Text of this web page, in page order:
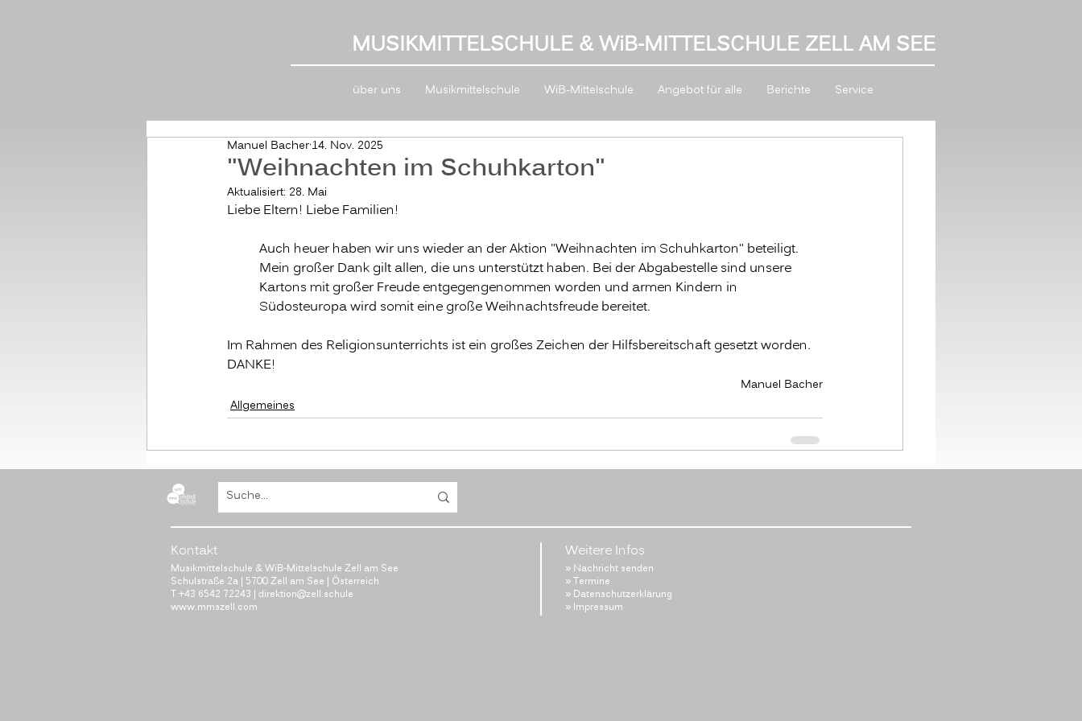
MUSIKMITTELSCHULE & WiB-MITTELSCHULE ZELL AM SEE
über uns Musikmittelschule WiB-Mittelschule Angebot für alle Berichte Service
"Weihnachten im Schuhkarton"
Manuel Bacher 14. Nov. 2025
Aktualisiert: 28. Mai
Liebe Eltern! Liebe Familien!
Auch heuer haben wir uns wieder an der Aktion "Weihnachten im Schuhkarton" beteiligt.
Mein großer Dank gilt allen, die uns unterstützt haben. Bei der Abgabestelle sind unsere
Kartons mit großer Freude entgegengenommen worden und armen Kindern in
Südosteuropa wird somit eine große Weihnachtsfreude bereitet.
Im Rahmen des Religionsunterrichts ist ein großes Zeichen der Hilfsbereitschaft gesetzt worden.
DANKE!
Manuel Bacher
Allgemeines
B
Kontakt
Musikmittelschule & WiB-Mittelschule Zell am See
Schulstraße 2a | 5700 Zell am See | Österreich
T+43 6542 72243 | direktion@zell.schule
www.mmszell.com
Weitere Infos
» Nachricht senden
» Termine
» Datenschutzerklärung
» Impressum